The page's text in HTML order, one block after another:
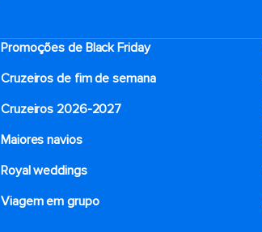
Promoções de Black Friday
Cruzeiros de fim de semana
Cruzeiros 2026-2027
Maiores navios
Royal weddings
Viagem em grupo